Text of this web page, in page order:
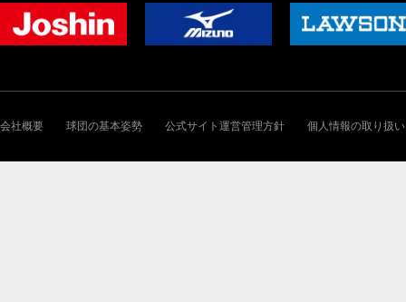
会社概要 球団の基本姿勢 公式サイト運営管理方針 個人情報の取り扱い